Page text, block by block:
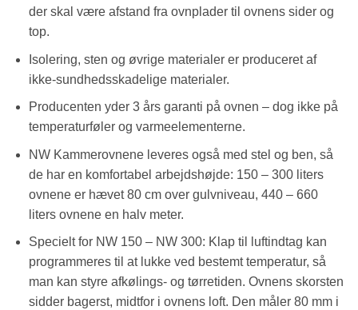
der skal være afstand fra ovnplader til ovnens sider og
top.
Isolering, sten og øvrige materialer er produceret af
ikke-sundhedsskadelige materialer.
Producenten yder 3 års garanti på ovnen – dog ikke på
temperaturføler og varmeelementerne.
NW Kammerovnene leveres også med stel og ben, så
de har en komfortabel arbejdshøjde: 150 – 300 liters
ovnene er hævet 80 cm over gulvniveau, 440 – 660
liters ovnene en halv meter.
Specielt for NW 150 – NW 300: Klap til luftindtag kan
programmeres til at lukke ved bestemt temperatur, så
man kan styre afkølings- og tørretiden. Ovnens skorsten
sidder bagerst, midtfor i ovnens loft. Den måler 80 mm i